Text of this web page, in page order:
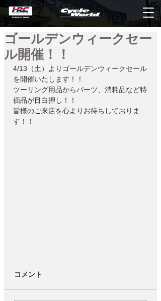
ゴールデンウィークセー
ル開催！！
4/13（土）よりゴールデンウィークセール
を開催いたします！！
ツーリング用品からパーツ、消耗品など特
価品が目白押し！！
皆様のご来店を心よりお待ちしておりま
す！！
コメント